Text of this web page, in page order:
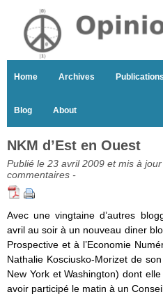
Home Archives Publications
Blog About
NKM d’Est en Ouest
Publié le 23 avril 2009 et mis à
commentaires -
Avec une vingtaine d’autres
avril au soir à un nouveau diner
Prospective et à l’Economie
Nathalie Kosciusko-Morizet de
New York et Washington) dont
avoir participé le matin à un